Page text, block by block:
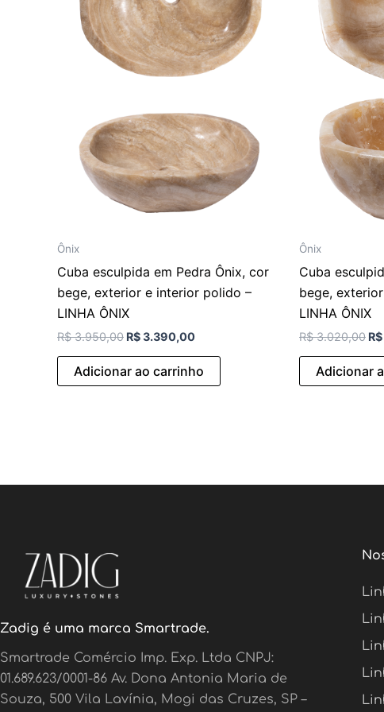
Ônix
Cuba esculpida em Pedra Ônix, cor
bege, exterior e interior polido –
LINHA ÔNIX
R$3.950,00 R$3.390,00
Adicionar ao carrinho
Ônix
Cuba
bege,
LINHA ÔNIX
R$3.020,00 R$
Adicionar
Zadig é uma marca Smartrade.
Smartrade Comércio Imp. Exp. Ltda CNPJ:
01.689.623/0001-86 Av. Dona Antonia Maria de
Souza, 500 Vila Lavínia, Mogi das Cruzes, SP –